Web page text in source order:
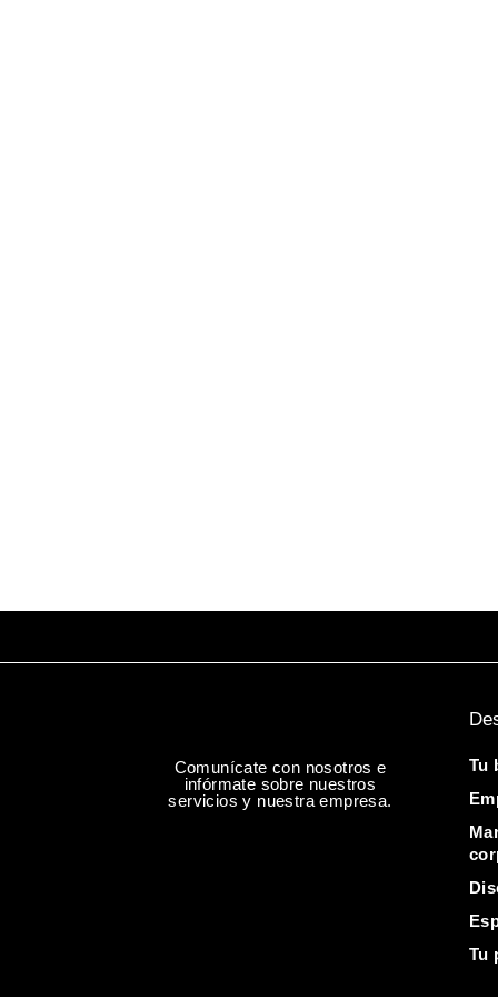
Comunícate con nosotros e
infórmate sobre nuestros
servicios y nuestra empresa.
Tu
Tu